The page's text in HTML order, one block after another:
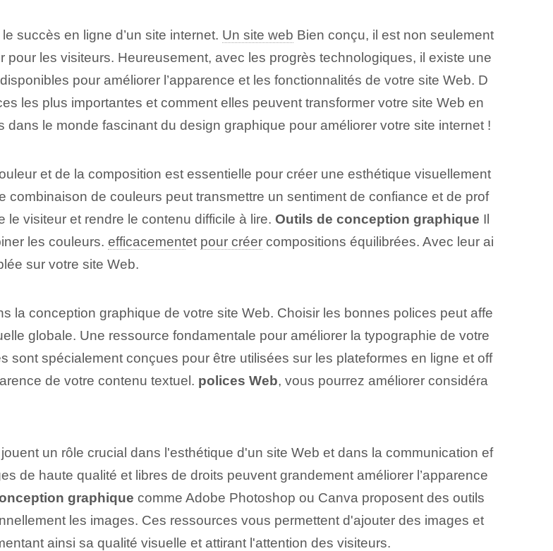
succès en ligne d’un site internet. Un site web Bien conçu, il est non seulement
les visiteurs. Heureusement, avec les progrès technologiques, il existe une
pour améliorer l’apparence et les fonctionnalités de votre site Web. D
les plus importantes et comment elles peuvent transformer votre site Web en
le monde fascinant du design graphique pour améliorer votre site internet !
et de la composition est essentielle⁣ pour créer⁢ une esthétique visuellement
combinaison de couleurs peut transmettre un sentiment de confiance et de prof
visiteur et rendre le contenu difficile à lire. Outils de conception graphique⁢ Il
les couleurs. efficacementet pour créercompositions équilibrées. Avec leur ai
sur votre site Web.
la conception graphique de votre site Web. Choisir les bonnes polices peut affe
globale. Une ressource fondamentale pour améliorer la typographie de votre
sont spécialement conçues pour être utilisées sur les plateformes en ligne et off
de votre contenu textuel. polices Web, vous pourrez améliorer considéra
un rôle crucial dans l'esthétique d'un site Web et dans la communication ef
de haute qualité et libres de droits peuvent grandement améliorer l’apparence
graphique ‍comme Adobe‌ Photoshop ou⁣ Canva proposent des outils
les images. Ces ressources vous permettent d'ajouter des images et
ainsi sa qualité visuelle et attirant l'attention des visiteurs.